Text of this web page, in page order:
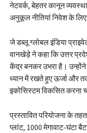
नेटवर्क, बेहतर कानून
अनुकूल नीतियां निवेश के
जे डब्लू ग्लोबल इंडिया
वानखेड़े ने कहा कि उत्तर
केंद्र बनकर उभरा है।
ध्यान में रखते हुए ऊर्जा और
इकोसिस्टम विकसित करना
प्रस्तावित परियोजना के
प्लांट, 1000 मेगावाट-घंटा